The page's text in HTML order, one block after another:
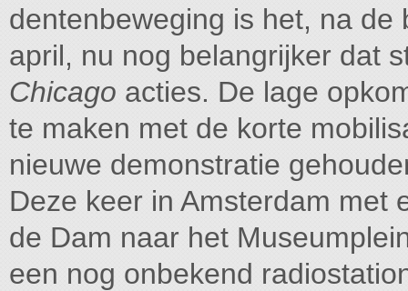
dentenbeweging is het, na
april, nu nog belangrijker dat
Chicago acties. De lage
te maken met de korte
nieuwe demonstratie
Deze keer in Amsterdam met
de Dam naar het
een nog onbekend